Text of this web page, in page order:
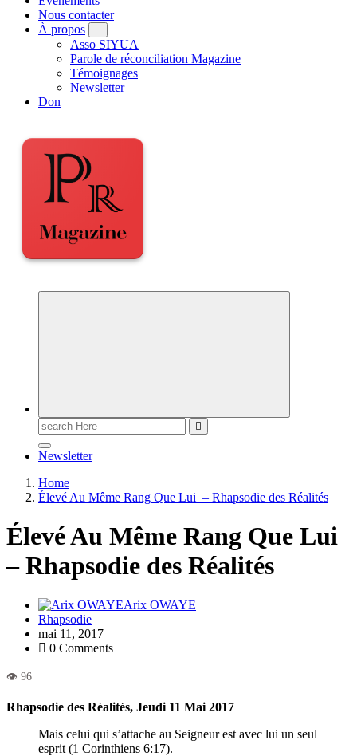
Nous contacter
À propos
Asso SIYUA
Parole de réconciliation Magazine
Témoignages
Newsletter
Don
Newsletter
Home
Élevé Au Même Rang Que Lui – Rhapsodie des Réalités
Élevé Au Même Rang Que Lui
– Rhapsodie des Réalités
Arix OWAYE
Rhapsodie
mai 11, 2017
0 Comments
Rhapsodie des Réalités, Jeudi 11 Mai 2017
Mais celui qui s’attache au Seigneur est avec lui un seul
esprit (1 Corinthiens 6:17).